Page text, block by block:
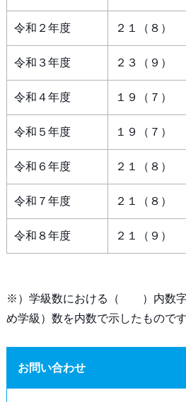
令和２年度 ２１（８）
令和３年度 ２３（９）
令和４年度 １９（７）
令和５年度 １９（７）
令和６年度 ２１（８）
令和７年度 ２１（８）
令和８年度 ２１（９）
※）学級数における（ ）内数字
め学級）数を内数で示したものです
お問い合わせ